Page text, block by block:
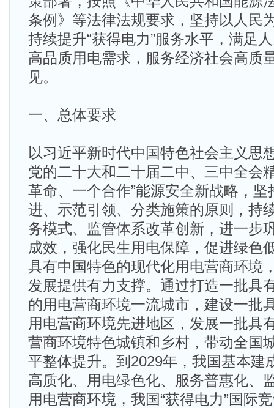
条例》等法律法规要求，坚持以人民
持续提升“获得电力”服务水平，满足
高品质用电需求，服务经济社会高质
见。
一、总体要求
以习近平新时代中国特色社会主义思
党的二十大和二十届二中、三中全会
革命、一个合作”能源安全新战略，
进、示范引领、分类施策的原则，持
务模式、监管体系改革创新，进一步
成效，强化民生用电保障，促进绿色
具有中国特色的现代化用电营商环境
发展提供有力支撑。通过打造一批具
的用电营商环境一流城市，建设一批
用电营商环境先进地区，发展一批具
营商环境特色城镇和乡村，带动全国
平整体提升。到2029年，我国基本建
高质化、用电绿色化、服务普惠化、
用电营商环境，我国“获得电力”国际